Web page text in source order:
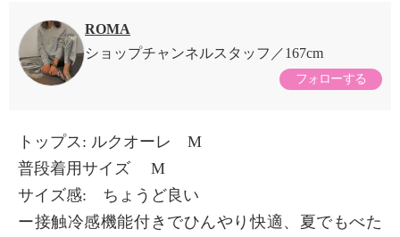
ROMA
ショップチャンネルスタッフ
167cm
フォローする
トップス: ルクオーレ M
普段着用サイズ M
サイズ感: ちょうど良い
ー接触冷感機能付きでひんやり快適、夏でもべた